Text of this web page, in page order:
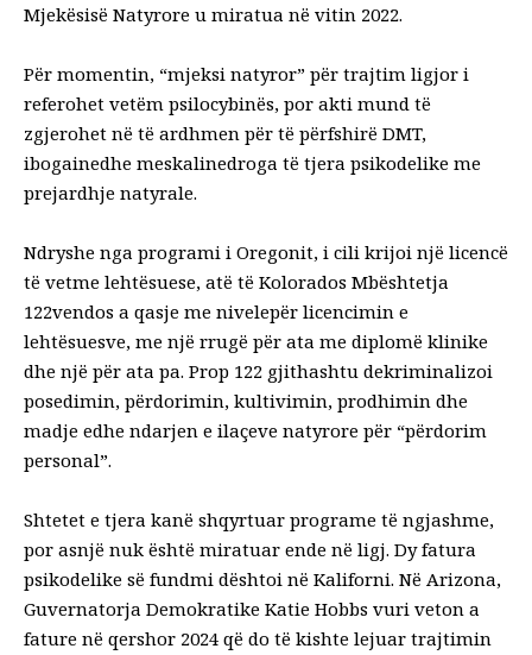
Mjekësisë Natyrore u miratua në vitin 2022.
Për momentin, “mjeksi natyror” për trajtim ligjor i
referohet vetëm psilocybinës, por akti mund të
zgjerohet në të ardhmen për të përfshirë DMT,
ibogainedhe meskalinedroga të tjera psikodelike me
prejardhje natyrale.
Ndryshe nga programi i Oregonit, i cili krijoi një licencë
të vetme lehtësuese, atë të Kolorados Mbështetja
122vendos a qasje me nivelepër licencimin e
lehtësuesve, me një rrugë për ata me diplomë klinike
dhe një për ata pa. Prop 122 gjithashtu dekriminalizoi
posedimin, përdorimin, kultivimin, prodhimin dhe
madje edhe ndarjen e ilaçeve natyrore për “përdorim
personal”.
Shtetet e tjera kanë shqyrtuar programe të ngjashme,
por asnjë nuk është miratuar ende në ligj. Dy fatura
psikodelike së fundmi dështoi në Kaliforni. Në Arizona,
Guvernatorja Demokratike Katie Hobbs vuri veton a
fature në qershor 2024 që do të kishte lejuar trajtimin